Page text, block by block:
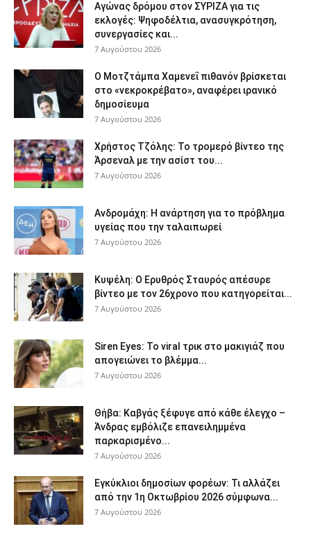
Αγώνας δρόμου στον ΣΥΡΙΖΑ για τις
εκλογές: Ψηφοδέλτια, ανασυγκρότηση,
συνεργασίες και...
7 Αυγούστου 2026
Ο Μοτζτάμπα Χαμενεΐ πιθανόν βρίσκεται
στο «νεκροκρέβατο», αναφέρει ιρανικό
δημοσίευμα
7 Αυγούστου 2026
Χρήστος Τζόλης: Το τρομερό βίντεο της
Άρσεναλ με την ασίστ του...
7 Αυγούστου 2026
Ανδρομάχη: Η ανάρτηση για το πρόβλημα
υγείας που την ταλαιπωρεί
7 Αυγούστου 2026
Κυψέλη: Ο Ερυθρός Σταυρός απέσυρε
βίντεο με τον 26χρονο που κατηγορείται...
7 Αυγούστου 2026
Siren Eyes: Το viral τρικ στο μακιγιάζ που
απογειώνει το βλέμμα...
7 Αυγούστου 2026
Θήβα: Καβγάς ξέφυγε από κάθε έλεγχο –
Άνδρας εμβόλιζε επανειλημμένα
παρκαρισμένο...
7 Αυγούστου 2026
Εγκύκλιοι δημοσίων φορέων: Τι αλλάζει
από την 1η Οκτωβρίου 2026 σύμφωνα...
7 Αυγούστου 2026